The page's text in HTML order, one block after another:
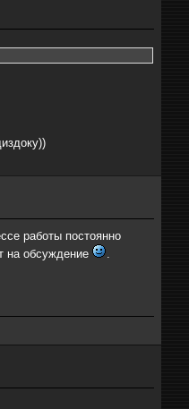
работы постоянно
на обсуждение